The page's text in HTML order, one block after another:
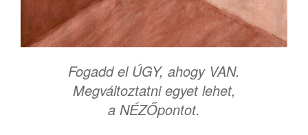
Fogadd el ÚGY, ahogy VAN.
Megváltoztatni egyet lehet,
a NÉZŐpontot.